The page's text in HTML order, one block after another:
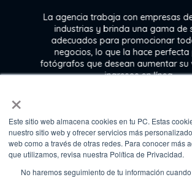
×
Este sitio web almacena cookies en tu PC. Estas
nuestro sitio web y ofrecer servicios más
web como a través de otras redes. Para conocer más
que utilizamos, revisa nuestra Política de Privacidad.
No haremos seguimiento de tu información
La agencia trabaja con empresas
industrias y brinda una gama de
adecuados para promocionar
negocios, lo que la hace perfecta
fotógrafos que desean aumentar su
ingresos en línea.
Kate Gross
Marketing & graphic design
Fixthephoto